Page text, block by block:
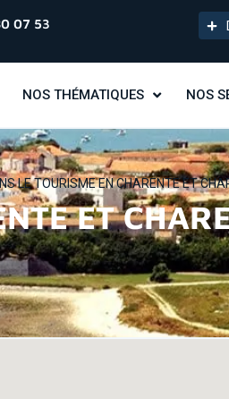
07 53
NOS THÉMATIQUES NOS
ET
LE TOURISME EN CHARENTE ET